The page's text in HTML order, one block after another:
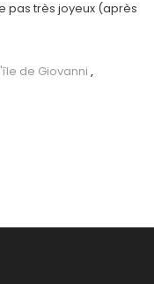
pas très joyeux (après
de Giovanni ,